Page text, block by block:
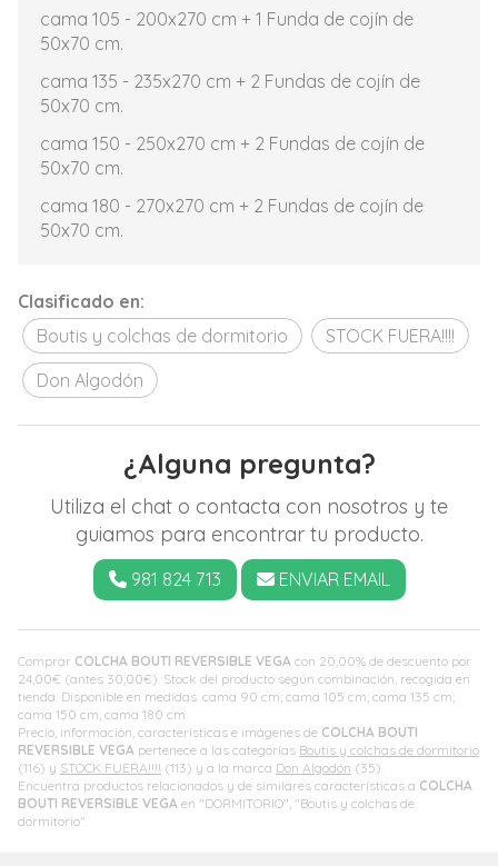
Comprar COLCHA BOUTI REVERSIBLE VEGA con 20,00% de descuento por
24,00€ (antes 30,00€). Stock del producto según combinación, recogida en
tienda. Disponible en medidas: cama 90 cm; cama 105 cm; cama 135 cm;
cama 150 cm; cama 180 cm.
Precio, información, características e imágenes de COLCHA BOUTI
REVERSIBLE VEGA pertenece a las categorías Boutis y colchas de dormitorio
(116) y STOCK FUERA!!!! (113) y a la marca Don Algodón (35).
Encuentra productos relacionados y de similares características a COLCHA
BOUTI REVERSIBLE VEGA en "DORMITORIO", "Boutis y colchas de
dormitorio".
cama 105 - 200x270 cm + 1 Funda de cojín de
50x70 cm.
cama 135 - 235x270 cm + 2 Fundas de cojín de
50x70 cm.
cama 150 - 250x270 cm + 2 Fundas de cojín de
50x70 cm.
cama 180 - 270x270 cm + 2 Fundas de cojín de
50x70 cm.
Clasificado en:
Boutis y colchas de dormitorio
STOCK FUERA!!!!
Don Algodón
¿Alguna pregunta?
Utiliza el chat o contacta con nosotros y te
guiamos para encontrar tu producto.
981 824 713 ENVIAR EMAIL